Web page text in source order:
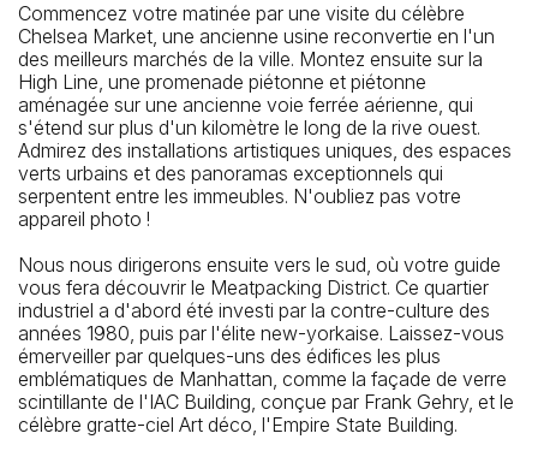
Commencez votre matinée par une visite du célèbre
Chelsea Market, une ancienne usine reconvertie en l'un
des meilleurs marchés de la ville. Montez ensuite sur la
High Line, une promenade piétonne et piétonne
aménagée sur une ancienne voie ferrée aérienne, qui
s'étend sur plus d'un kilomètre le long de la rive ouest.
Admirez des installations artistiques uniques, des espaces
verts urbains et des panoramas exceptionnels qui
serpentent entre les immeubles. N'oubliez pas votre
appareil photo !
Nous nous dirigerons ensuite vers le sud, où votre guide
vous fera découvrir le Meatpacking District. Ce quartier
industriel a d'abord été investi par la contre-culture des
années 1980, puis par l'élite new-yorkaise. Laissez-vous
émerveiller par quelques-uns des édifices les plus
emblématiques de Manhattan, comme la façade de verre
scintillante de l'IAC Building, conçue par Frank Gehry, et le
célèbre gratte-ciel Art déco, l'Empire State Building.